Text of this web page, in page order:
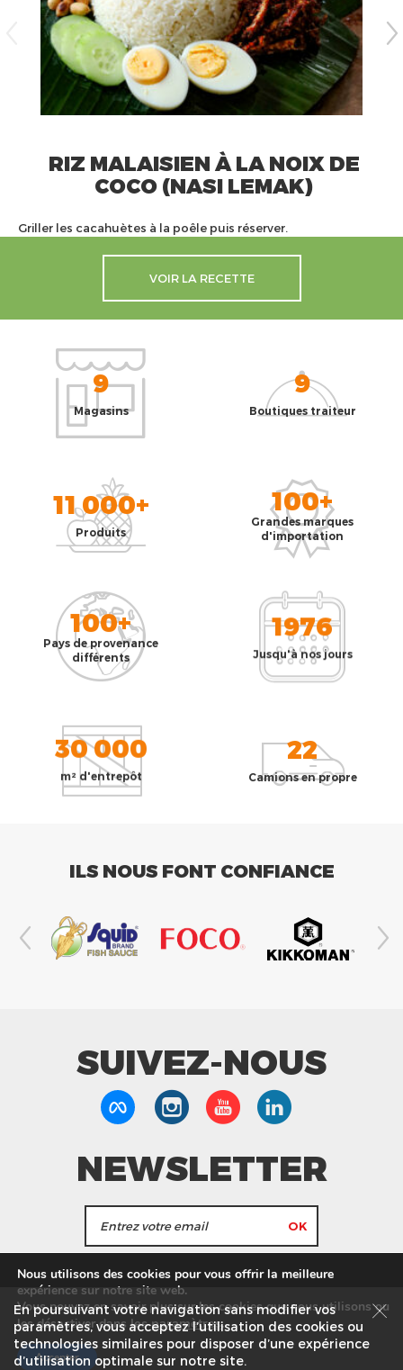
RIZ MALAISIEN À LA NOIX DE
COCO (NASI LEMAK)
Griller les cacahuètes à la poêle puis réserver.
VOIR LA RECETTE
9
Magasins
9
Boutiques traiteur
11 000+
Produits
100+
Grandes marques
d'importation
100+
Pays de provenance
différents
1976
Jusqu'à nos jours
30 000
m² d'entrepôt
22
Camions en propre
ILS NOUS FONT CONFIANCE
SUIVEZ-NOUS
NEWSLETTER
informations de Tang Frères.
Nos Magasins Service commercial
Recrutement
Plan du site
Mentions légales
© Tang Frères 2026
En poursuivant votre navigation sans modifier vos
paramètres, vous acceptez l’utilisation des cookies ou
technologies similaires pour disposer d’une expérience
d’utilisation optimale sur notre site.
Nous utilisons des cookies pour vous offrir la meilleure
expérience sur notre site web.
Vous pouvez en savoir plus sur les cookies que nous utilisons ou
les désactiver dans lesparamètres.
Accepter